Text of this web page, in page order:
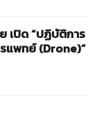
เปิด “ปฏิบัติการ
แพทย์ (Drone)”